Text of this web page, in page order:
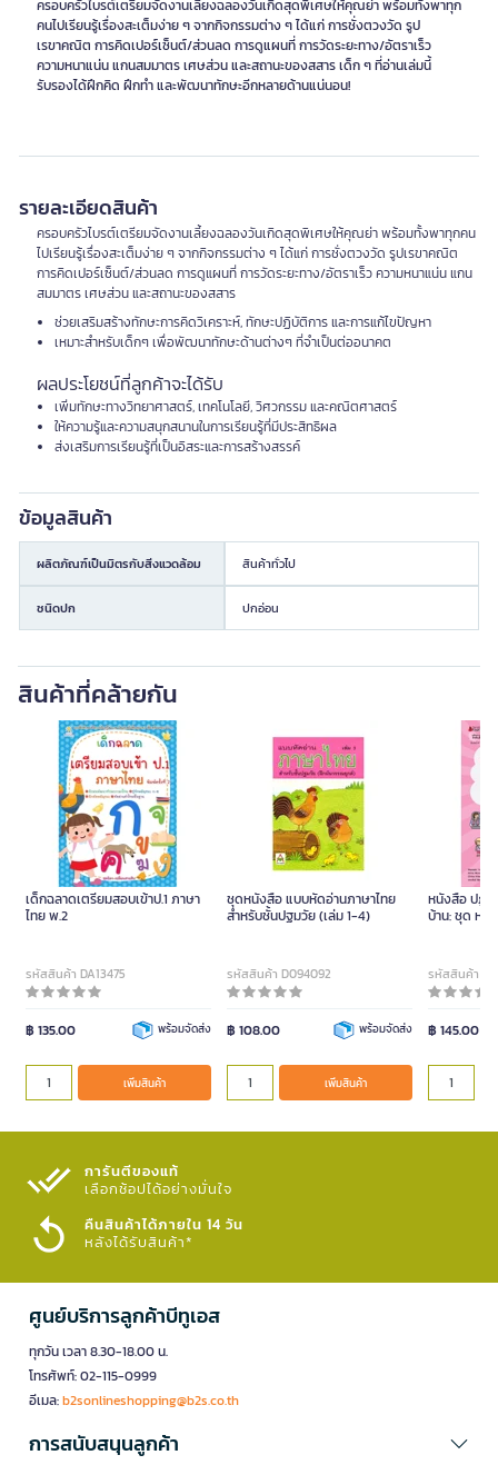
ครอบครัวไบรต์เตรียมจัดงานเลี้ยงฉลองวันเกิดสุดพิเศษให้คุณย่า พร้อมทั้งพาทุก
คนไปเรียนรู้เรื่องสะเต็มง่าย ๆ จากกิจกรรมต่าง ๆ ได้แก่ การชั่งตวงวัด รูป
เรขาคณิต การคิดเปอร์เซ็นต์/ส่วนลด การดูแผนที่ การวัดระยะทาง/อัตราเร็ว
ความหนาแน่น แกนสมมาตร เศษส่วน และสถานะของสสาร เด็ก ๆ ที่อ่านเล่มนี้
รับรองได้ฝึกคิด ฝึกทำ และพัฒนาทักษะอีกหลายด้านแน่นอน!
รายละเอียดสินค้า
ครอบครัวไบรต์เตรียมจัดงานเลี้ยงฉลองวันเกิดสุดพิเศษให้คุณย่า พร้อมทั้งพาทุกคน
ไปเรียนรู้เรื่องสะเต็มง่าย ๆ จากกิจกรรมต่าง ๆ ได้แก่ การชั่งตวงวัด รูปเรขาคณิต
การคิดเปอร์เซ็นต์/ส่วนลด การดูแผนที่ การวัดระยะทาง/อัตราเร็ว ความหนาแน่น แกน
สมมาตร เศษส่วน และสถานะของสสาร
ช่วยเสริมสร้างทักษะการคิดวิเคราะห์, ทักษะปฏิบัติการ และการแก้ไขปัญหา
เหมาะสำหรับเด็กๆ เพื่อพัฒนาทักษะด้านต่างๆ ที่จำเป็นต่ออนาคต
ผลประโยชน์ที่ลูกค้าจะได้รับ
เพิ่มทักษะทางวิทยาศาสตร์, เทคโนโลยี, วิศวกรรม และคณิตศาสตร์
ให้ความรู้และความสนุกสนานในการเรียนรู้ที่มีประสิทธิผล
ส่งเสริมการเรียนรู้ที่เป็นอิสระและการสร้างสรรค์
ข้อมูลสินค้า
ผลิตภัณฑ์เป็นมิตรกับสิ่งแวดล้อม สินค้าทั่วไป
ชนิดปก ปกอ่อน
สินค้าที่คล้ายกัน
เด็กฉลาดเตรียมสอบเข้าป.1 ภาษา
ไทย พ.2
รหัสสินค้า DA13475
฿ 135.00 พร้อมจัดส่ง
เพิ่มสินค้า
ชุดหนังสือ แบบหัดอ่านภาษาไทย
สำหรับชั้นปฐมวัย (เล่ม 1-4)
รหัสสินค้า D094092
฿ 108.00 พร้อมจัดส่ง
เพิ่มสินค้า
หนังสือ ปฏิ
บ้าน: ชุด หนู
รหัสสินค้า
฿ 145.00
การันตีของแท้
เลือกช้อปได้อย่างมั่นใจ​
คืนสินค้าได้ภายใน 14 วัน
หลังได้รับสินค้า*
ศูนย์บริการลูกค้าบีทูเอส
ทุกวัน เวลา 8.30-18.00 น.
โทรศัพท์: 02-115-0999
อีเมล:b2sonlineshopping@b2s.co.th
การสนับสนุนลูกค้า